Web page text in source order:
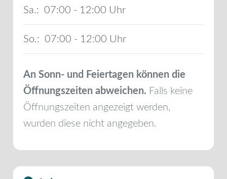
Sa.: 07:00 - 12:00
So.: 07:00 - 12:00
An Sonn- und Feiertagen können die
Öffnungszeiten abweichen. Falls keine
Öffnungszeiten angezeigt werden,
wurden diese nicht angegeben.